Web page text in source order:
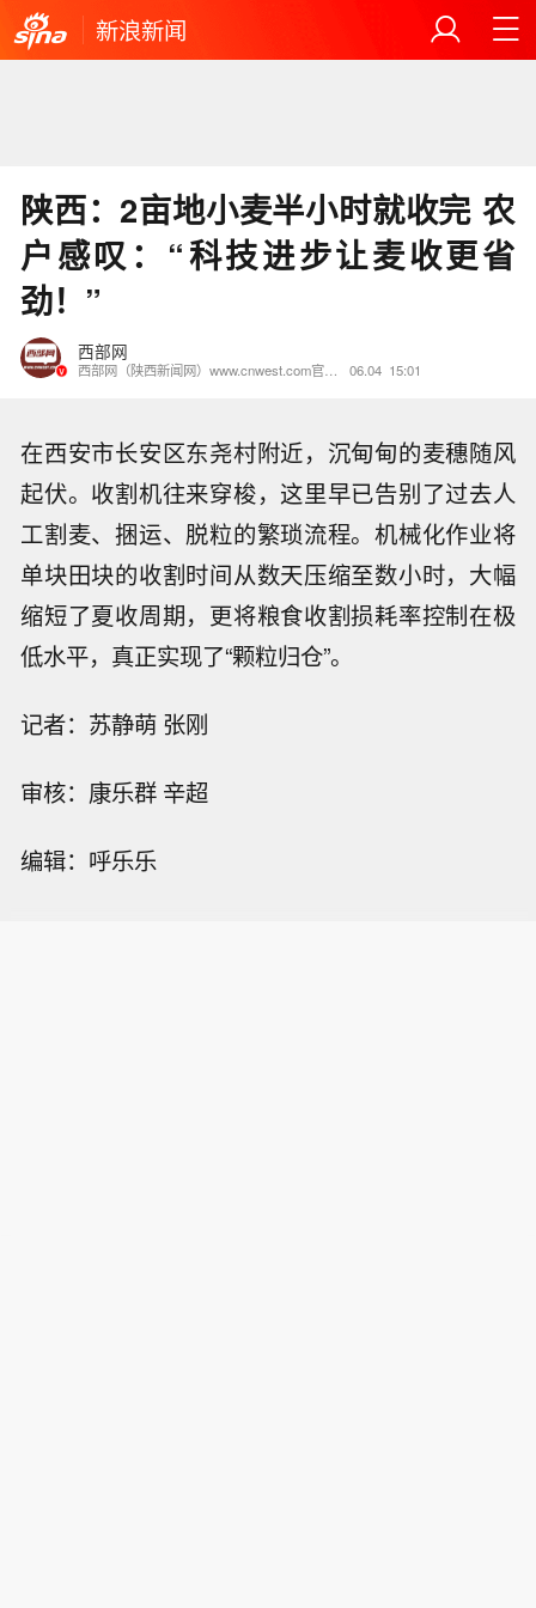
新浪新闻
陕西：2亩地小麦半小时就收完 农
户感叹：“科技进步让麦收更省
劲！”
西部网
西部网（陕西新闻网）www.cnwest.com官方账号 06.04 15:01
在西安市长安区东尧村附近，沉甸甸的麦穗随风
起伏。收割机往来穿梭，这里早已告别了过去人
工割麦、捆运、脱粒的繁琐流程。机械化作业将
单块田块的收割时间从数天压缩至数小时，大幅
缩短了夏收周期，更将粮食收割损耗率控制在极
低水平，真正实现了“颗粒归仓”。
记者：苏静萌 张刚
审核：康乐群 辛超
编辑：呼乐乐